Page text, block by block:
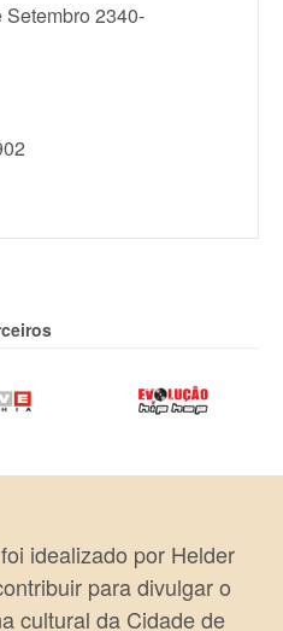
Setembro 2340-
idealizado por Helder
para divulgar o
cultural da Cidade de